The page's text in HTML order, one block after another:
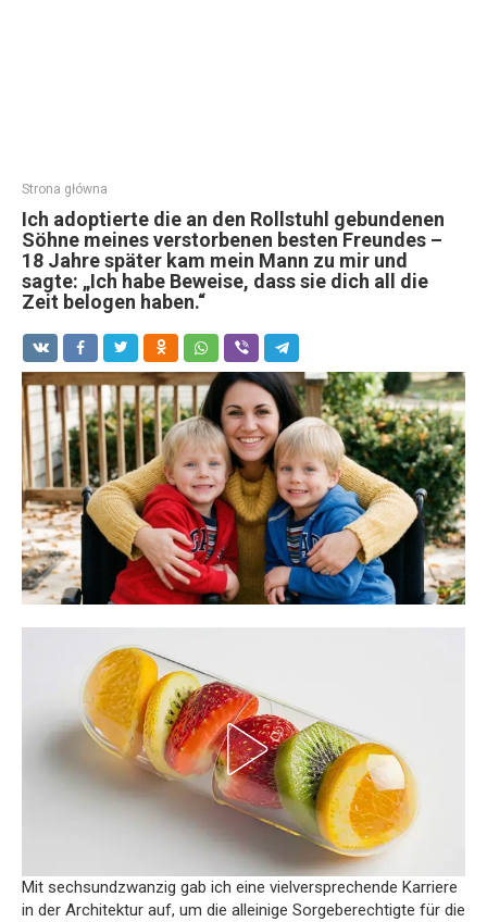
Strona główna
Ich adoptierte die an den Rollstuhl gebundenen
Söhne meines verstorbenen besten Freundes –
18 Jahre später kam mein Mann zu mir und
sagte: „Ich habe Beweise, dass sie dich all die
Zeit belogen haben.“
Mit sechsundzwanzig gab ich eine vielversprechende Karriere
in der Architektur auf, um die alleinige Sorgeberechtigte für die